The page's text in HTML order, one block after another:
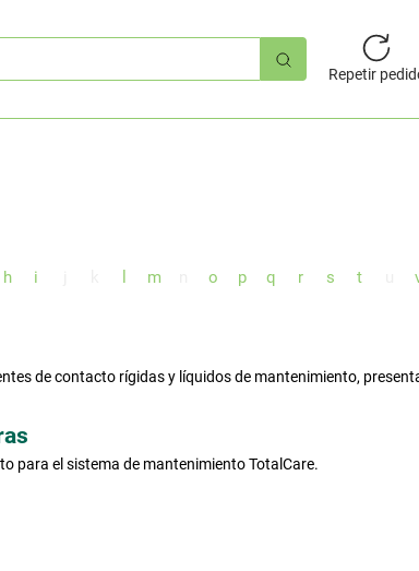
Repetir
h i m o p q r s t
de contacto rígidas y líquidos de mantenimiento,
para el sistema de mantenimiento TotalCare.